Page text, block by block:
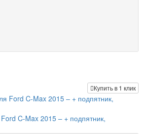
Купить в 1 клик
C-Max 2015 – + подпятник,